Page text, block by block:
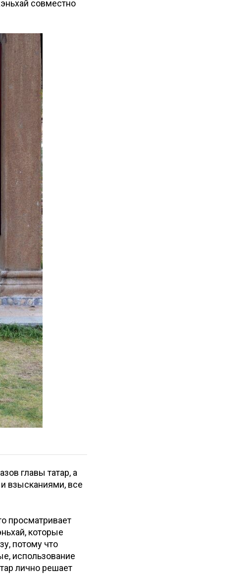
совместно
главы татар, а
взысканиями, все
просматривает
которые
потому что
использование
лично решает